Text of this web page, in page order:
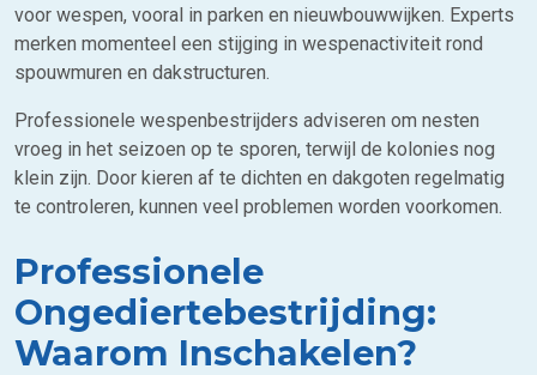
voor wespen, vooral in parken en nieuwbouwwijken. Experts
merken momenteel een stijging in wespenactiviteit rond
spouwmuren en dakstructuren.
Professionele wespenbestrijders adviseren om nesten
vroeg in het seizoen op te sporen, terwijl de kolonies nog
klein zijn. Door kieren af te dichten en dakgoten regelmatig
te controleren, kunnen veel problemen worden voorkomen.
Professionele
Ongediertebestrijding:
Waarom Inschakelen?